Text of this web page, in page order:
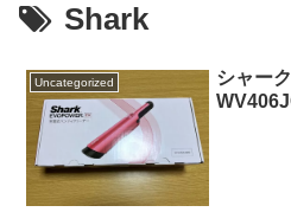
Shark
Uncategorized
シャー